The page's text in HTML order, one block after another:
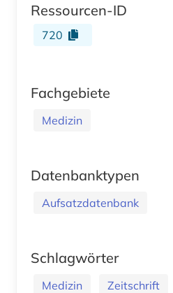
Ressourcen-ID
720
Fachgebiete
Medizin
Datenbanktypen
Aufsatzdatenbank
Schlagwörter
Medizin
Zeitschrift